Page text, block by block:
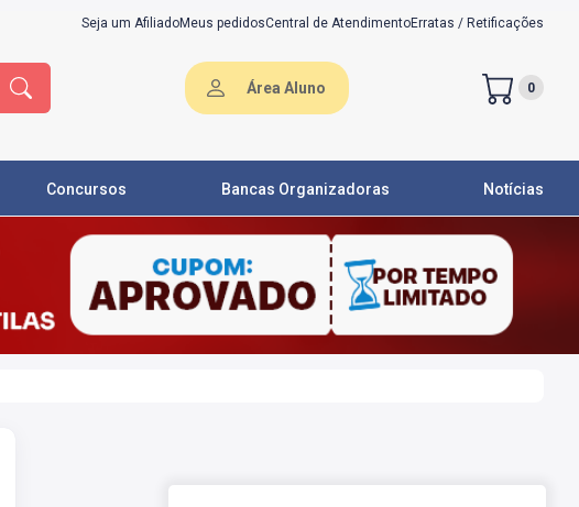
Seja um AfiliadoMeus pedidosCentral de AtendimentoErratas / Retificações
Área Aluno 0
Concursos Bancas Organizadoras Notícias